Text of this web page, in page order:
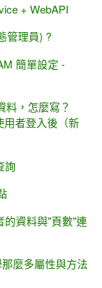
+ WebAPI
管理員) ?
簡單設定 -
料，怎麼寫？
用者登入後（新
詢
的資料與"頁數"連
麼多屬性與方法